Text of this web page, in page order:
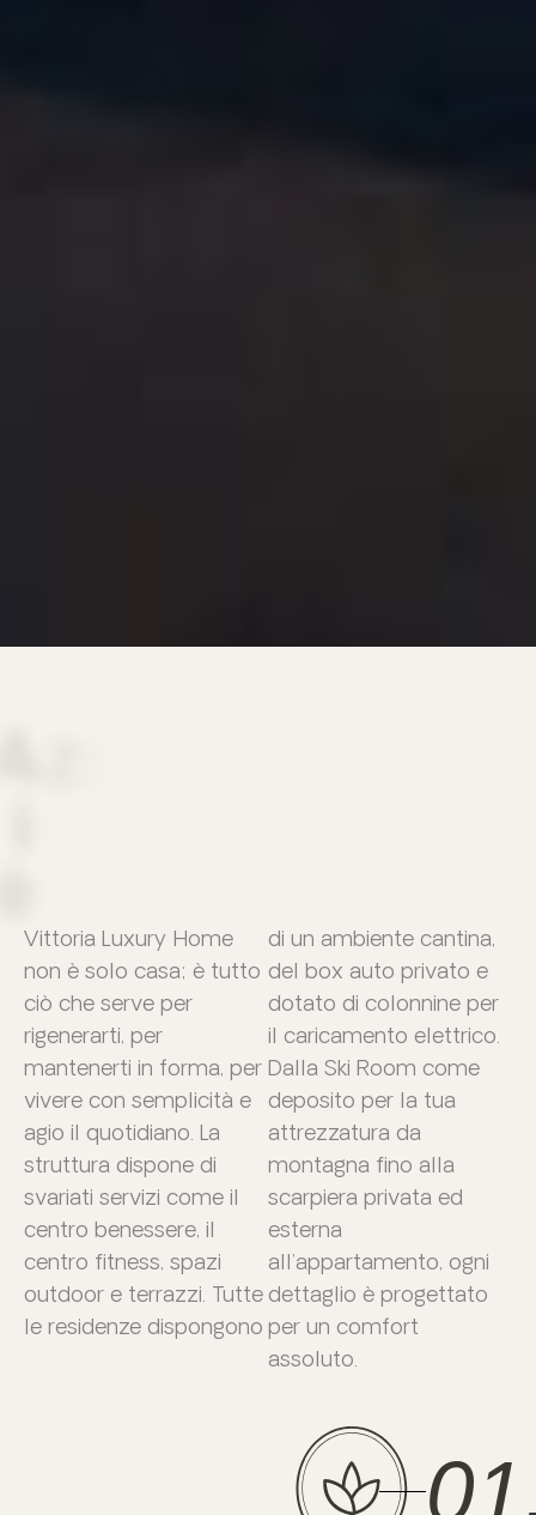
Vittoria Luxury Home
non è solo casa; è tutto
ciò che serve per
rigenerarti, per
mantenerti in forma, per
vivere con semplicità e
agio il quotidiano. La
struttura dispone di
svariati servizi come il
centro benessere, il
centro fitness, spazi
outdoor e terrazzi. Tutte
le residenze dispongono
di un ambiente cantina,
del box auto privato e
dotato di colonnine per
il caricamento elettrico.
Dalla Ski Room come
deposito per la tua
attrezzatura da
montagna fino alla
scarpiera privata ed
esterna
all’appartamento, ogni
dettaglio è progettato
per un comfort
assoluto.